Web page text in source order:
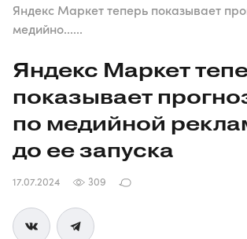
Яндекс Маркет теперь показывает
медийно......
Яндекс Маркет
показывает
по медийной
до ее запуска
17.07.2024 309